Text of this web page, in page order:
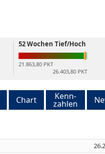
52 Wochen Tief/Hoch
21.863,80 PKT
26.403,80 PKT
Chart Kenn-
zahlen